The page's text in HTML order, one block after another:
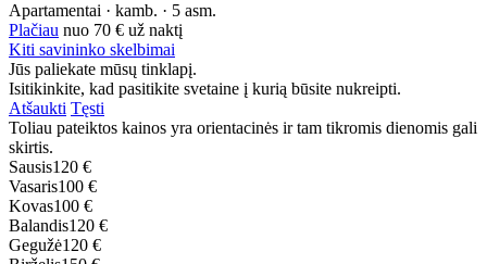
Apartamentai · kamb. · 5 asm.
Plačiau nuo 70 € už naktį
Kiti savininko skelbimai
Jūs paliekate mūsų tinklapį.
Isitikinkite, kad pasitikite svetaine į kurią būsite nukreipti.
Atšaukti Tęsti
Toliau pateiktos kainos yra orientacinės ir tam tikromis dienomis gali
skirtis.
Sausis120 €
Vasaris100 €
Kovas100 €
Balandis120 €
Gegužė120 €